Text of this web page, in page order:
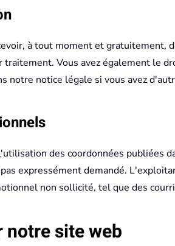
à tout moment et
Vous avez également le
notre notice légale si vous avez
des coordonnées publiées
expressément demandé.
non sollicité, tel que des
notre site web